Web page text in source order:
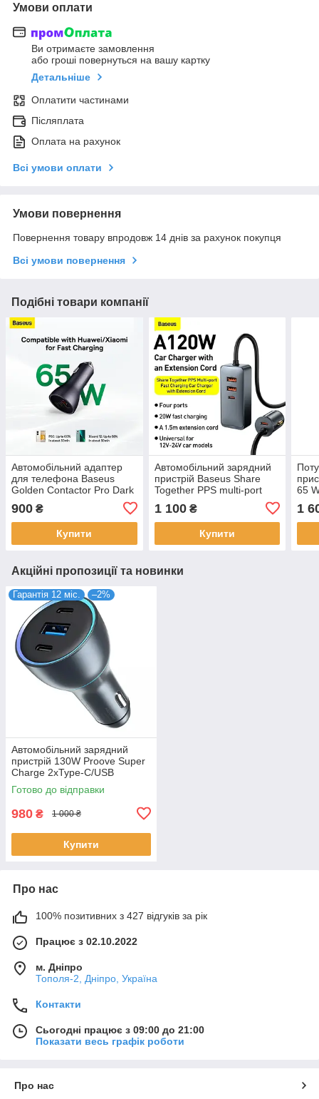
Умови оплати
Ви отримаєте замовлення
або гроші повернуться на вашу картку
Детальніше
Оплатити частинами
Післяплата
Оплата на рахунок
Всі умови оплати
Умови повернення
Повернення товару впродовж 14 днів за рахунок покупця
Всі умови повернення
Подібні товари компанії
Автомобільний адаптер
для телефона Baseus
Golden Contactor Pro Dark
Gray 65W USB + 2xType-C
(CGJP010013)
900 ₴
Купити
Автомобільний зарядний
пристрій Baseus Share
Together PPS multi-port
120C2X, CCBT-A0G)
1 100₴
Купити
65
1
Акційні пропозиції та новинки
Гарантія 12 міс. –2%
Автомобільний зарядний
пристрій 130W Proove Super
Charge 2хType-C/USB
(ACSC13120004)
Готово до відправки
980 ₴ 1 000 ₴
Купити
Про нас
100% позитивних з 427 відгуків за рік
Працює з 02.10.2022
м. Дніпро
Тополя-2, Дніпро, Україна
Контакти
Сьогодні працює з 09:00 до 21:00
Показати весь графік роботи
Про нас